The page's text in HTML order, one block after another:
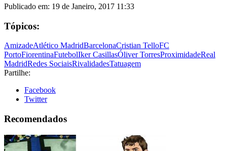
Publicado em: 19 de Janeiro, 2017 11:33
Tópicos:
AmizadeAtlético MadridBarcelonaCristian TelloFC
PortoFiorentinaFutebolIker CasillasÓliver TorresProximidadeReal
MadridRedes SociaisRivalidadesTatuagem
Partilhe:
Facebook
Twitter
Recomendados